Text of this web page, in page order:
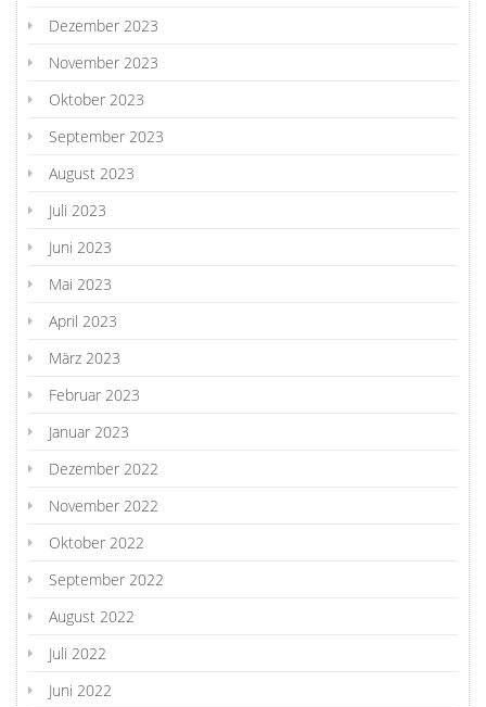
Dezember 2023
November 2023
Oktober 2023
September 2023
August 2023
Juli 2023
Juni 2023
Mai 2023
April 2023
März 2023
Februar 2023
Januar 2023
Dezember 2022
November 2022
Oktober 2022
September 2022
August 2022
Juli 2022
Juni 2022